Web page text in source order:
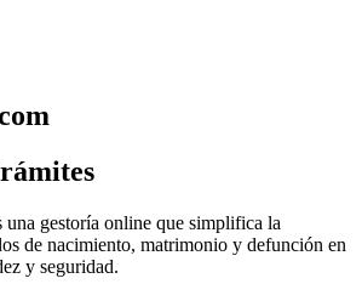
una gestoría online que simplifica la
de nacimiento, matrimonio y defunción en
y seguridad.